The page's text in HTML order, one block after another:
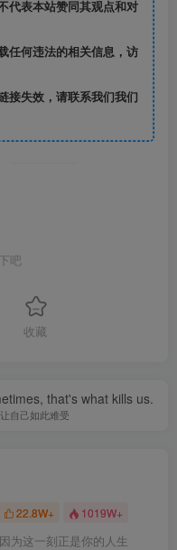
代表本站赞同其观点和对
任何违法的相关信息，访
接失效，请联系我们我们
吧
收藏
that's what kills us.
自己如此难受
22.8W+ 1019W+
为这一刻正是你的人生